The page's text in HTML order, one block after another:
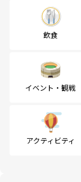
飲食
イベント・観戦
アクティビティ